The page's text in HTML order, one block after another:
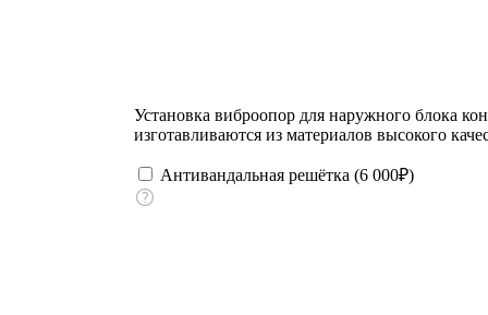
Установка виброопор для наружного блока
изготавливаются из материалов высокого
Антивандальная решётка (6 000₽)